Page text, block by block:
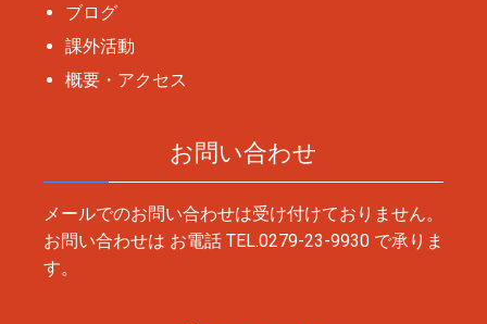
ブログ
課外活動
概要・アクセス
お問い合わせ
メールでのお問い合わせは受け付けておりません。
お問い合わせは お電話 TEL.0279-23-9930 で承りま
す。